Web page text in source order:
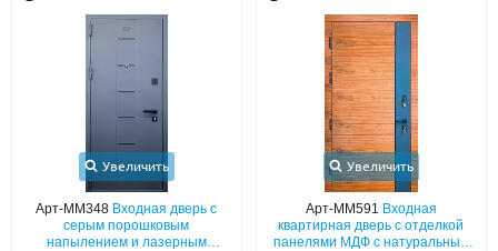
Увеличить
Арт-ММ348 Входная дверь с
серым порошковым
напылением и лазерным
Увеличить
Арт-ММ591 Входная
квартирная дверь с отделкой
панелями МДФ с натуральным